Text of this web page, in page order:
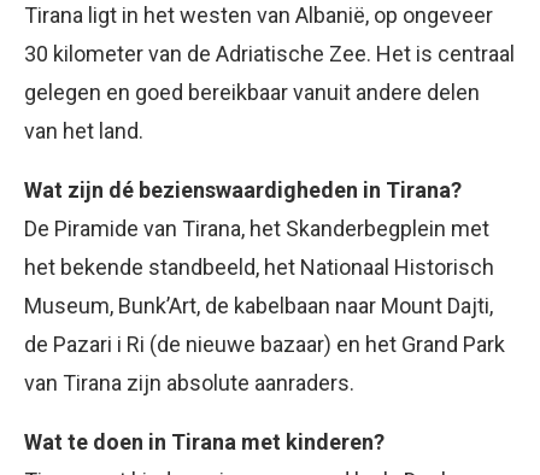
Tirana ligt in het westen van Albanië, op ongeveer
30 kilometer van de Adriatische Zee. Het is centraal
gelegen en goed bereikbaar vanuit andere delen
van het land.
Wat zijn dé bezienswaardigheden in Tirana?
De Piramide van Tirana, het Skanderbegplein met
het bekende standbeeld, het Nationaal Historisch
Museum, Bunk’Art, de kabelbaan naar Mount Dajti,
de Pazari i Ri (de nieuwe bazaar) en het Grand Park
van Tirana zijn absolute aanraders.
Wat te doen in Tirana met kinderen?